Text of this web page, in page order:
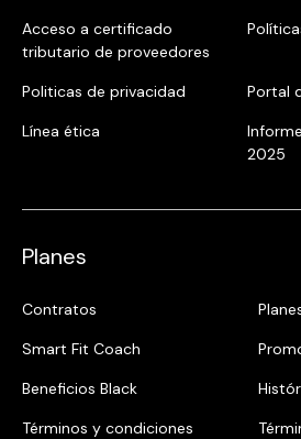
Acceso a certificado
tributario de proveedores
Politicas de privacidad
Portal
Línea ética
2025
Planes
Contratos
Smart Fit Coach
Beneficios Black
Términos y condiciones